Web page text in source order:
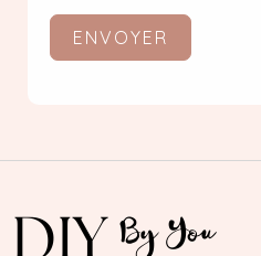
ENVOYER